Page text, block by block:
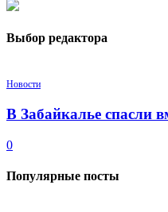
Выбор редактора
Новости
В Забайкалье спасли
0
Популярные посты